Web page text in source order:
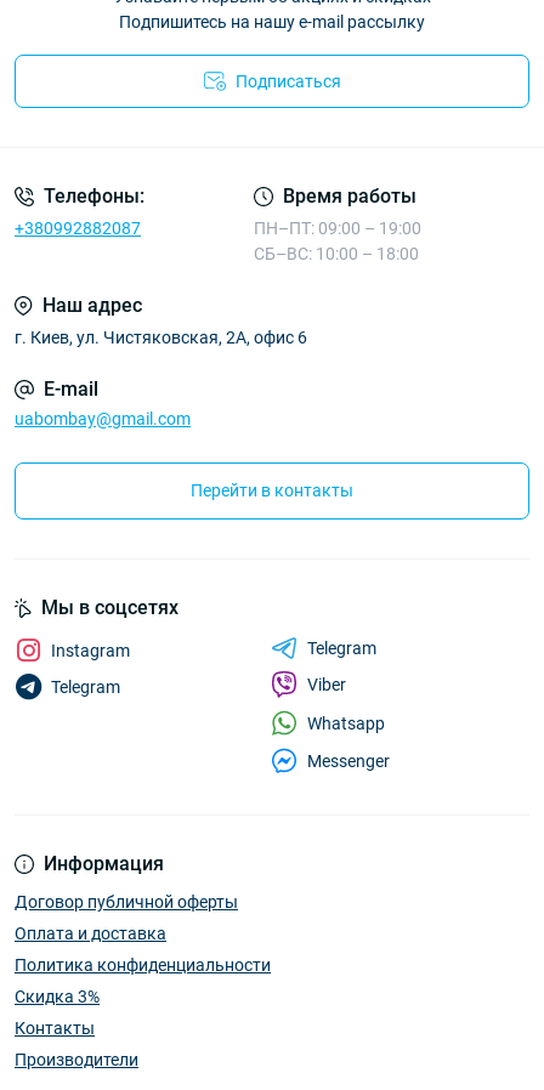
Подпишитесь на нашу e-mail рассылку
Подписаться
Телефоны:
+380992882087
Время работы
ПН–ПТ: 09:00 – 19:00
СБ–ВС: 10:00 – 18:00
Наш адрес
г. Киев, ул. Чистяковская, 2А, офис 6
E-mail
uabombay@gmail.com
Перейти в контакты
Информация
Договор публичной оферты
Оплата и доставка
Политика конфиденциальности
Скидка 3%
Контакты
Производители
Мы в соцсетях
Instagram
Telegram
Telegram
Viber
Whatsapp
Messenger